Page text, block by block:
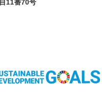
11番70号